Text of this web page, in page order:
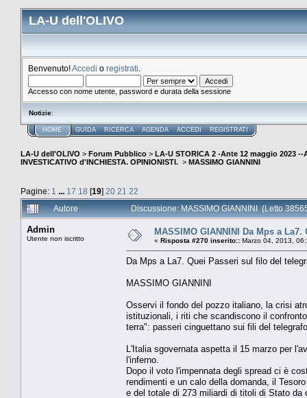
LA-U dell'OLIVO
Benvenuto!Accedi o registrati
Accesso con nome utente, password e durata della sessione
Notizie:
HOME GUIDA RICERCA AGENDA ACCEDI REGISTRATI
LA-U dell'OLIVO > Forum Pubblico > LA-U STORICA 2 -Ante 12 maggio 2023 --
INVESTICATIVO d'INCHIESTA. OPINIONISTI. > MASSIMO GIANNINI
Pagine: 1 ... 17 18 [19] 20 21 22
Autore
Discussione: MASSIMO GIANNINI (Letto
Admin
Utente non iscritto
MASSIMO GIANNINI Da Mps a
« Risposta #270 inserito:: Marzo 04, 2013,
Da Mps a La7. Quei Passeri sul filo del
MASSIMO GIANNINI
Osservi il fondo del pozzo italiano, la crisi
istituzionali, i riti che scandiscono il
terra": passeri cinguettano sui fili del
L'Italia sgovernata aspetta il 15 marzo per
l'inferno.
Dopo il voto l'impennata degli spread ci è
rendimenti e un calo della domanda, il
e del totale di 273 miliardi di titoli di Stato